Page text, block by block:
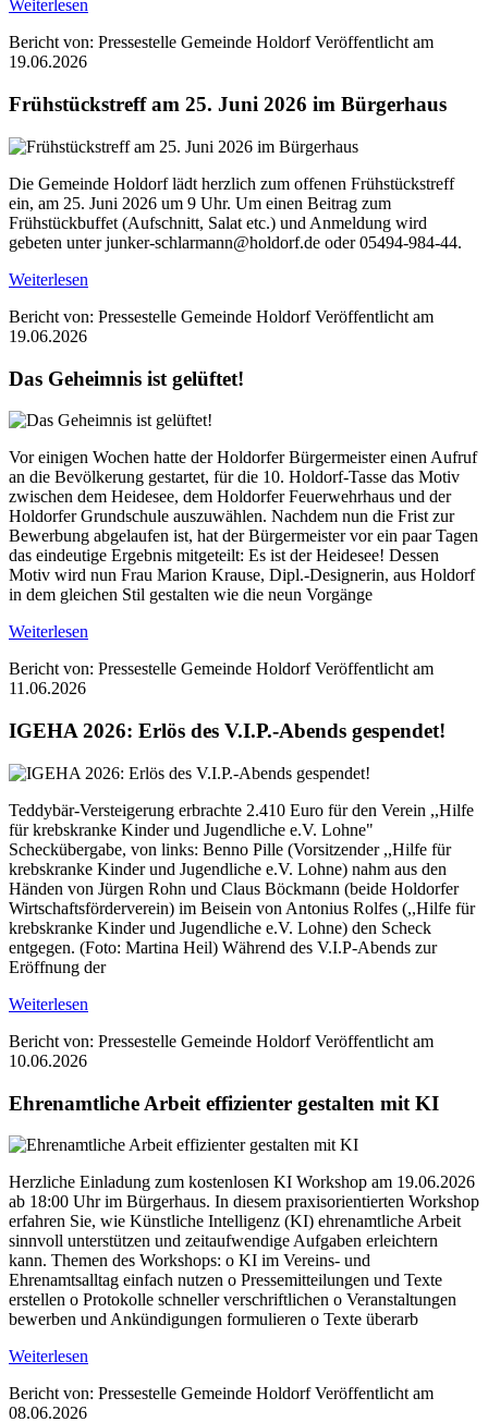
Weiterlesen
Bericht von: Pressestelle Gemeinde Holdorf Veröffentlicht am
19.06.2026
Frühstückstreff am 25. Juni 2026 im Bürgerhaus
Die Gemeinde Holdorf lädt herzlich zum offenen Frühstückstreff
ein, am 25. Juni 2026 um 9 Uhr. Um einen Beitrag zum
Frühstückbuffet (Aufschnitt, Salat etc.) und Anmeldung wird
gebeten unter junker-schlarmann@holdorf.de oder 05494-984-44.
Weiterlesen
Bericht von: Pressestelle Gemeinde Holdorf Veröffentlicht am
19.06.2026
Das Geheimnis ist gelüftet!
Vor einigen Wochen hatte der Holdorfer Bürgermeister einen Aufruf
an die Bevölkerung gestartet, für die 10. Holdorf-Tasse das Motiv
zwischen dem Heidesee, dem Holdorfer Feuerwehrhaus und der
Holdorfer Grundschule auszuwählen. Nachdem nun die Frist zur
Bewerbung abgelaufen ist, hat der Bürgermeister vor ein paar Tagen
das eindeutige Ergebnis mitgeteilt: Es ist der Heidesee! Dessen
Motiv wird nun Frau Marion Krause, Dipl.-Designerin, aus Holdorf
in dem gleichen Stil gestalten wie die neun Vorgänge
Weiterlesen
Bericht von: Pressestelle Gemeinde Holdorf Veröffentlicht am
11.06.2026
IGEHA 2026: Erlös des V.I.P.-Abends gespendet!
Teddybär-Versteigerung erbrachte 2.410 Euro für den Verein ,,Hilfe
für krebskranke Kinder und Jugendliche e.V. Lohne"
Scheckübergabe, von links: Benno Pille (Vorsitzender ,,Hilfe für
krebskranke Kinder und Jugendliche e.V. Lohne) nahm aus den
Händen von Jürgen Rohn und Claus Böckmann (beide Holdorfer
Wirtschaftsförderverein) im Beisein von Antonius Rolfes (,,Hilfe für
krebskranke Kinder und Jugendliche e.V. Lohne) den Scheck
entgegen. (Foto: Martina Heil) Während des V.I.P-Abends zur
Eröffnung der
Weiterlesen
Bericht von: Pressestelle Gemeinde Holdorf Veröffentlicht am
10.06.2026
Ehrenamtliche Arbeit effizienter gestalten mit KI
Herzliche Einladung zum kostenlosen KI Workshop am 19.06.2026
ab 18:00 Uhr im Bürgerhaus. In diesem praxisorientierten Workshop
erfahren Sie, wie Künstliche Intelligenz (KI) ehrenamtliche Arbeit
sinnvoll unterstützen und zeitaufwendige Aufgaben erleichtern
kann. Themen des Workshops: o KI im Vereins- und
Ehrenamtsalltag einfach nutzen o Pressemitteilungen und Texte
erstellen o Protokolle schneller verschriftlichen o Veranstaltungen
bewerben und Ankündigungen formulieren o Texte überarb
Weiterlesen
Bericht von: Pressestelle Gemeinde Holdorf Veröffentlicht am
08.06.2026